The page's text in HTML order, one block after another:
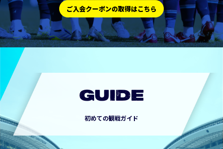
ご入会クーポンの取得はこちら
GUIDE
初めての観戦ガイド